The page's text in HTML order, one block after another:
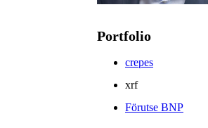
Portfolio
crepes
xrf
Förutse BNP